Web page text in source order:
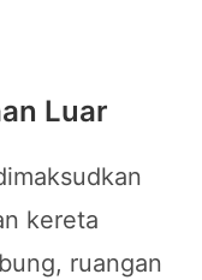
Luar
kereta
ruangan